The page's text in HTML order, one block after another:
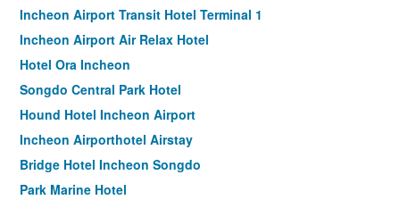
Incheon Airport Transit Hotel Terminal 1
Incheon Airport Air Relax Hotel
Hotel Ora Incheon
Songdo Central Park Hotel
Hound Hotel Incheon Airport
Incheon Airporthotel Airstay
Bridge Hotel Incheon Songdo
Park Marine Hotel